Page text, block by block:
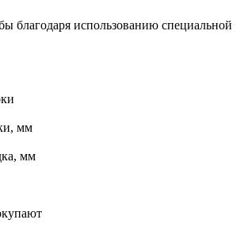
благодаря использованию специальной
мм
мм